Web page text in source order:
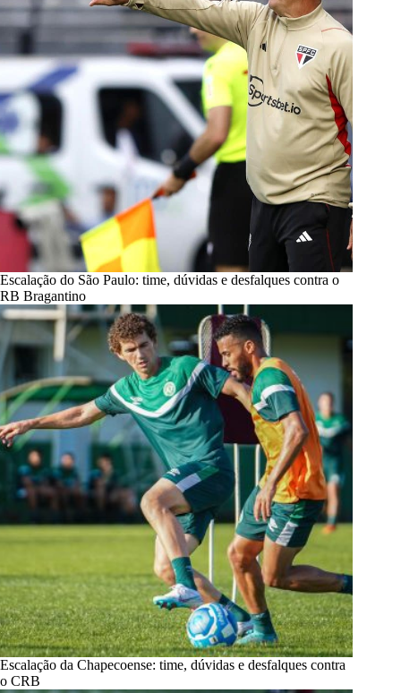
Escalação do São Paulo: time, dúvidas e desfalques contra o
RB Bragantino
Escalação da Chapecoense: time, dúvidas e desfalques contra
o CRB